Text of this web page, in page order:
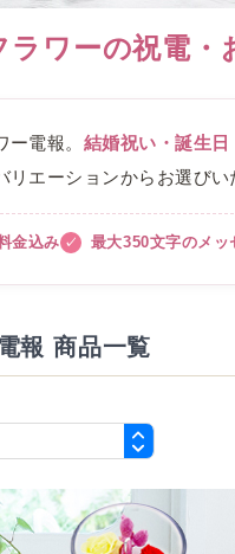
ワーの祝電・
電報。 結婚祝い・誕生日
エーションからお選びい
金込み 最大350文字のメッ
報 商品一覧